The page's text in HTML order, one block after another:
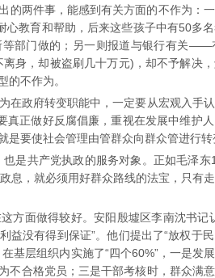
的两件事，能感到有关方面的不作为：
教育和帮助，后来这些孩子中有50多
部门做的；另一则报道与银行有关——
身，却被盗刷几十万元)，却不予解决
的不作为。
政府转变职能中，一定要从宏观入手认
真正做好反腐倡廉，重视在发展中维护
要使社会管理由管群众向群众管进行转
共产党执政的服务对象。正如毛泽东
息，就必须用好群众路线的法宝，只有
面做得较好。安阳殷墟区李南沈书记
益没有得到保证”。他们提出了“放权于
基层组织内实施了“四个60%”，一是发
不合格党员；三是干部考核时，群众满